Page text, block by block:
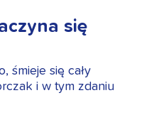
się
śmieje się cały
i w tym zdaniu